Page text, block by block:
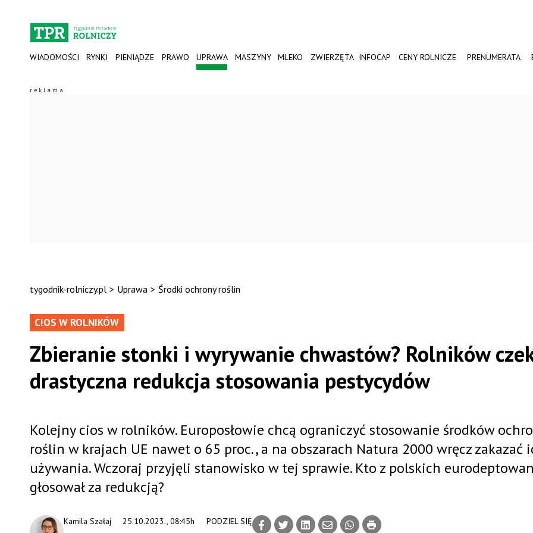
WIADOMOŚCI RYNKI PIENIĄDZE PRAWO UPRAWA MASZYNY MLEKO ZWIERZĘTA INFOCAP CENY ROLNICZE PRENUMERATA
tygodnik-rolniczy.pl > Uprawa > Środki ochrony roślin
CIOS W ROLNIKÓW
Zbieranie stonki i wyrywanie chwastów? Rolników
drastyczna redukcja stosowania pestycydów
25.10.2023., 08:45h
Kamila Szałaj PODZIEL SIĘ
Kolejny cios w rolników. Europosłowie chcą ograniczyć stosowanie środków
roślin w krajach UE nawet o 65 proc., a na obszarach Natura 2000 wręcz zakazać
używania. Wczoraj przyjęli stanowisko w tej sprawie. Kto z polskich
głosował za redukcją?